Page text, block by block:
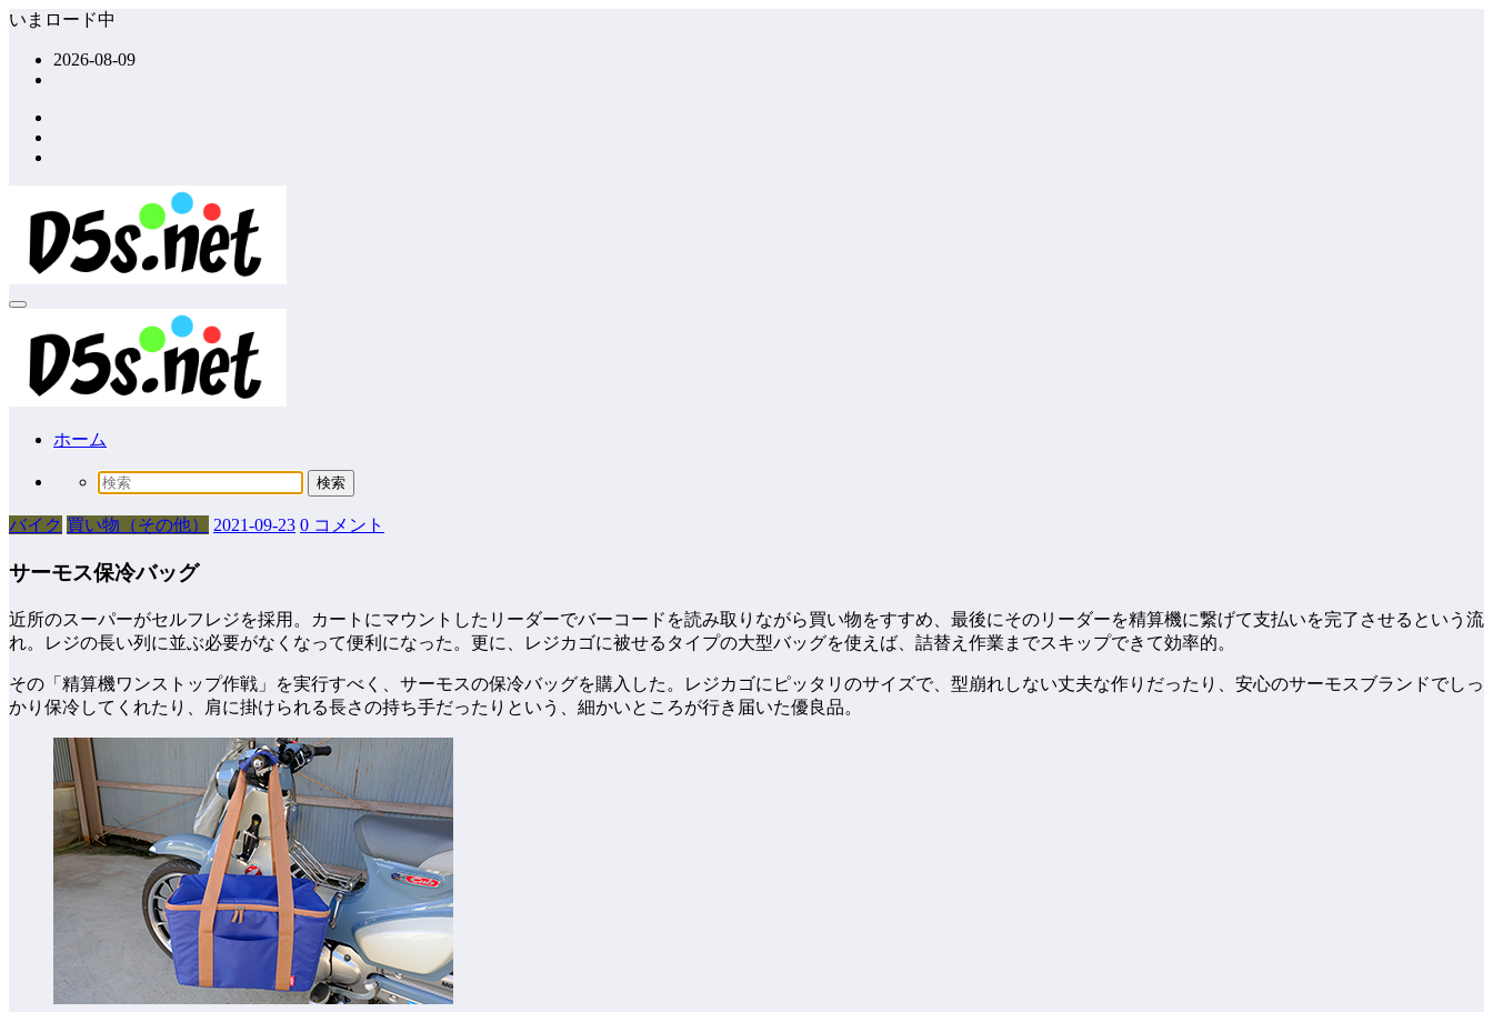
コ
いまロード中
2026-08-09
ホーム
バイク 買い物（その他） 2021-09-23 0 コメント
サーモス保冷バッグ
近所のスーパーがセルフレジを採用。カートにマウントしたリーダーでバーコードを読み取りながら買い物をすすめ、最後にそのリーダーを精算機に繋げて支払いを完了させるという流
れ。レジの長い列に並ぶ必要がなくなって便利になった。更に、レジカゴに被せるタイプの大型バッグを使えば、詰替え作業までスキップできて効率的。
その「精算機ワンストップ作戦」を実行すべく、サーモスの保冷バッグを購入した。レジカゴにピッタリのサイズで、型崩れしない丈夫な作りだったり、安心のサーモスブランドでしっ
かり保冷してくれたり、肩に掛けられる長さの持ち手だったりという、細かいところが行き届いた優良品。